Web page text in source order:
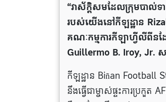
“វាស័ក្តិសមដែលក្រុមបាល់ទ
របស់យើងនៅកីឡដ្ឋាន
គណៈកម្មការកីឡាហ្វីលីពី
Guillermo B. Iroy, Jr. ស
កីឡដ្ឋាន Biñan Football
នឹងធ្វើជាម្ចាស់ផ្ទះការប្រ